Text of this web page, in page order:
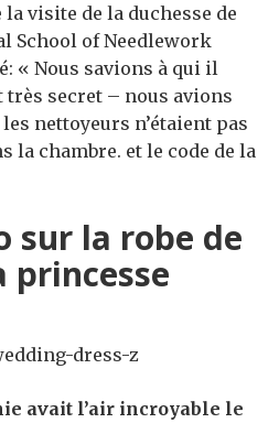
la visite de la duchesse de
School of Needlework
« Nous savions à qui il
très secret – nous avions
nettoyeurs n’étaient pas
la chambre. et le code de la
sur la robe de
princesse
avait l’air incroyable le